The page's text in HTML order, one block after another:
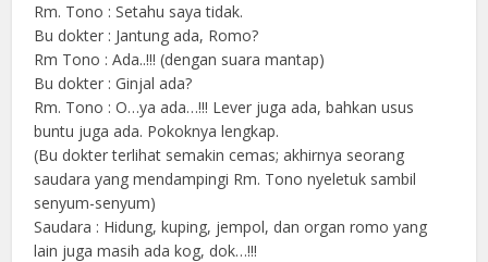
Rm. Tono : Setahu saya tidak.
Bu dokter : Jantung ada, Romo?
Rm Tono : Ada..!!! (dengan suara mantap)
Bu dokter : Ginjal ada?
Rm. Tono : O…ya ada…!!! Lever juga ada, bahkan usus
buntu juga ada. Pokoknya lengkap.
(Bu dokter terlihat semakin cemas; akhirnya seorang
saudara yang mendampingi Rm. Tono nyeletuk sambil
senyum-senyum)
Saudara : Hidung, kuping, jempol, dan organ romo yang
lain juga masih ada kog, dok…!!!